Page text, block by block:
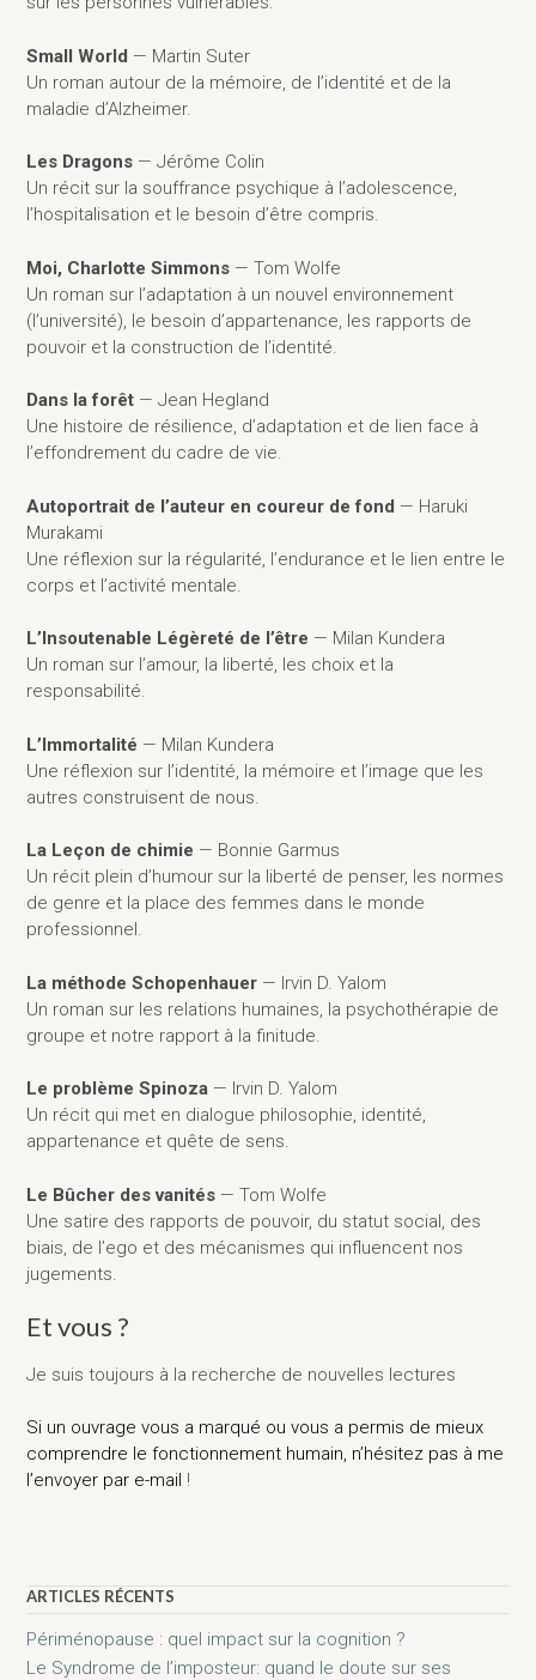
Small World — Martin Suter
Un roman autour de la mémoire, de l’identité et de la
maladie d’Alzheimer.
Les Dragons — Jérôme Colin
Un récit sur la souffrance psychique à l’adolescence,
l’hospitalisation et le besoin d’être compris.
Moi, Charlotte Simmons — Tom Wolfe
Un roman sur l’adaptation à un nouvel environnement
(l’université), le besoin d’appartenance, les rapports de
pouvoir et la construction de l’identité.
Dans la forêt — Jean Hegland
Une histoire de résilience, d’adaptation et de lien face à
l’effondrement du cadre de vie.
Autoportrait de l’auteur en coureur de fond — Haruki
Murakami
Une réflexion sur la régularité, l’endurance et le lien entre le
corps et l’activité mentale.
L’Insoutenable Légèreté de l’être — Milan Kundera
Un roman sur l’amour, la liberté, les choix et la
responsabilité.
L’Immortalité — Milan Kundera
Une réflexion sur l’identité, la mémoire et l’image que les
autres construisent de nous.
La Leçon de chimie — Bonnie Garmus
Un récit plein d’humour sur la liberté de penser, les normes
de genre et la place des femmes dans le monde
professionnel.
La méthode Schopenhauer — Irvin D. Yalom
Un roman sur les relations humaines, la psychothérapie de
groupe et notre rapport à la finitude.
Le problème Spinoza — Irvin D. Yalom
Un récit qui met en dialogue philosophie, identité,
appartenance et quête de sens.
Le Bûcher des vanités — Tom Wolfe
Une satire des rapports de pouvoir, du statut social, des
biais, de l’ego et des mécanismes qui influencent nos
jugements.
Et vous ?
Je suis toujours à la recherche de nouvelles lectures
Si un ouvrage vous a marqué ou vous a permis de mieux
comprendre le fonctionnement humain, n’hésitez pas à me
l’envoyer par e-mail !
ARTICLES RÉCENTS
Périménopause : quel impact sur la cognition ?
Le Syndrome de l’imposteur: quand le doute sur ses